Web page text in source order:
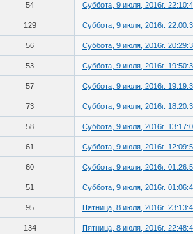
54 Суббота, 9 июля, 2016г.
129 Суббота, 9 июля, 2016г.
56 Суббота, 9 июля, 2016г.
53 Суббота, 9 июля, 2016г.
57 Суббота, 9 июля, 2016г.
73 Суббота, 9 июля, 2016г.
58 Суббота, 9 июля, 2016г.
61 Суббота, 9 июля, 2016г.
60 Суббота, 9 июля, 2016г.
51 Суббота, 9 июля, 2016г.
95 Пятница, 8 июля, 2016г.
134 Пятница, 8 июля, 2016г.